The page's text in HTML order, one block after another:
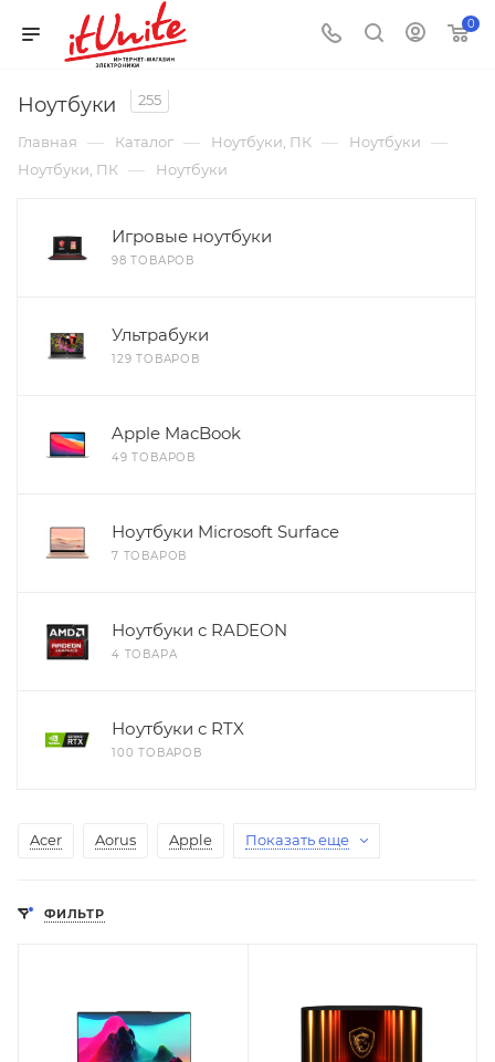
0
Ноутбуки 255
Главная — Каталог — Ноутбуки, ПК — Ноутбуки —
Ноутбуки, ПК — Ноутбуки
Игровые ноутбуки
98 ТОВАРОВ
Ультрабуки
129 ТОВАРОВ
Apple MacBook
49 ТОВАРОВ
Ноутбуки Microsoft Surface
7 ТОВАРОВ
Ноутбуки с RADEON
4 ТОВАРА
Ноутбуки с RTX
100 ТОВАРОВ
Acer Aorus Apple Показать еще
ФИЛЬТР